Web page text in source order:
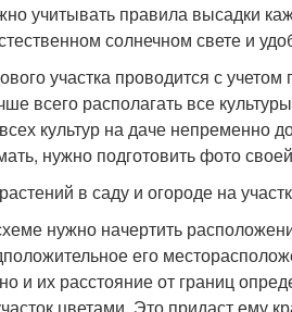
учитывать правила высадки
солнечном свете и
участка проводится с
всего располагать все
культур на даче непременно
нужно подготовить фото
в саду и огороде на
нужно начертить
его
и их расстояние от границ